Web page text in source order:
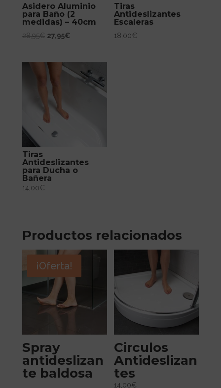
Asidero Aluminio
para Baño (2
medidas) – 40cm
28,95€ El
era:
28,95€.
27,95€
es:
27,95€.
Tiras
Antideslizantes
Escaleras
18,00€
Tiras
Antideslizantes
para Ducha o
Bañera
14,00€
Productos relacionados
¡Oferta!
Spray
antideslizan
te baldosa
Circulos
Antideslizan
tes
14,00€